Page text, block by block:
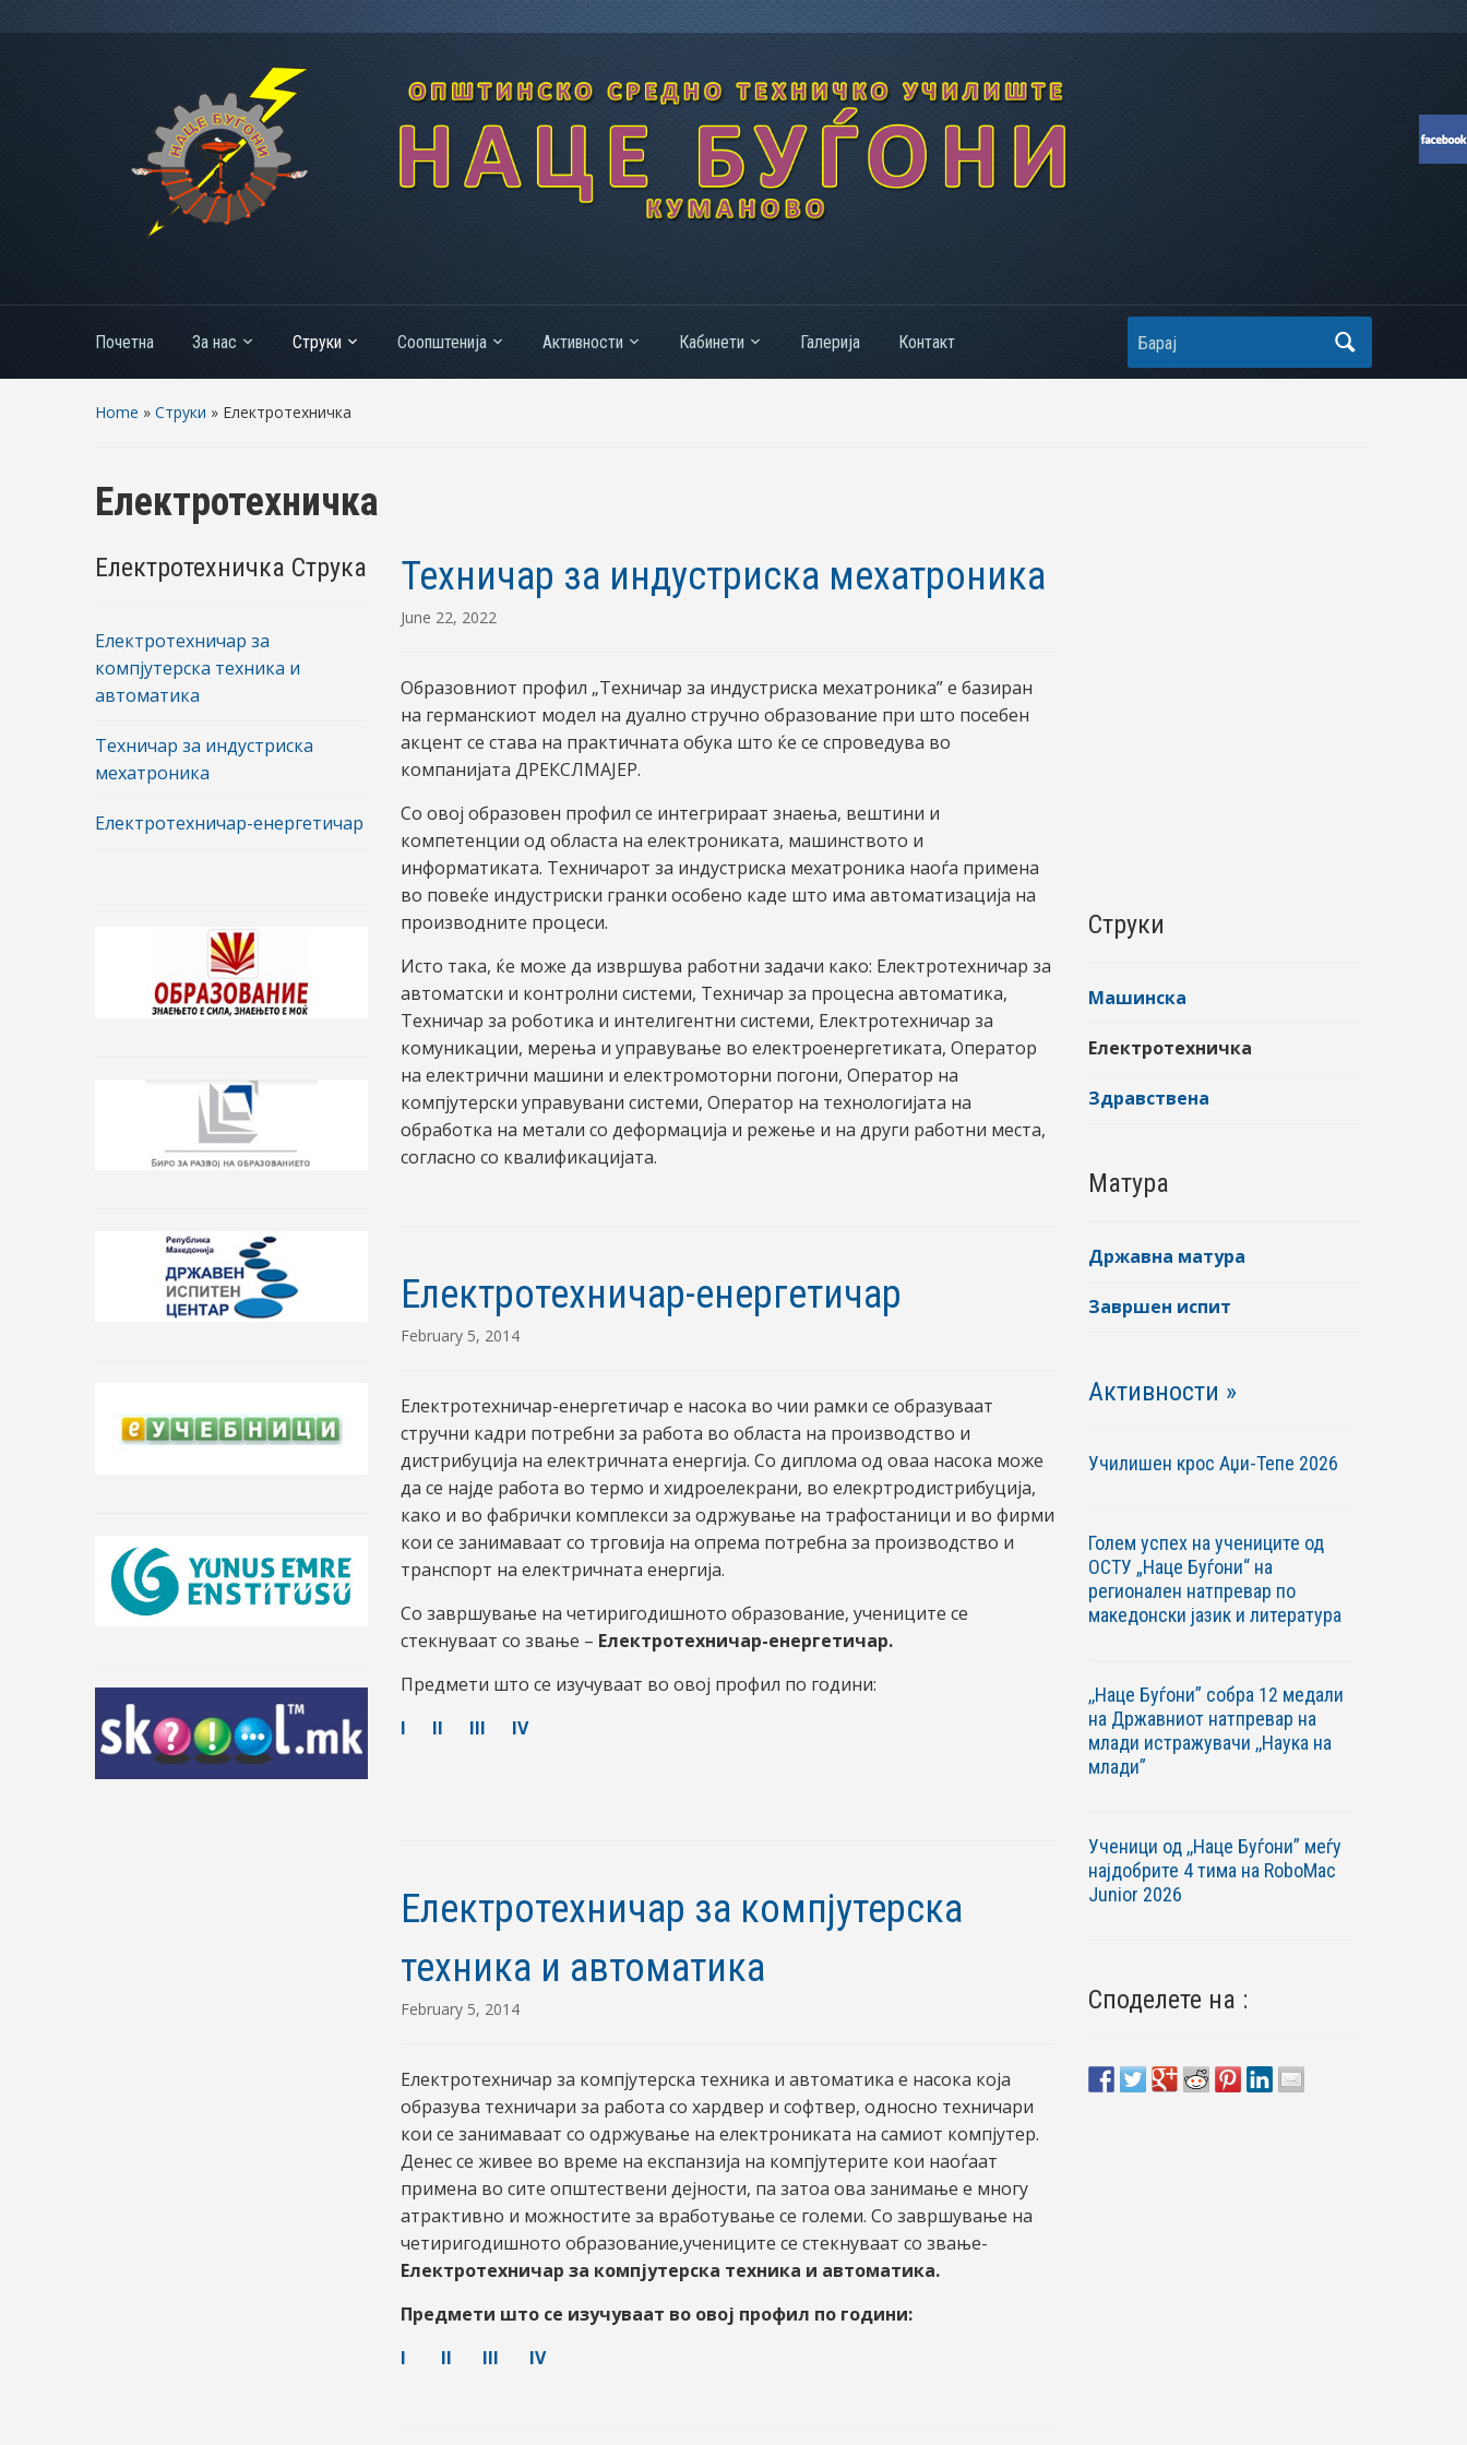
Почетна За нас Струки Соопштенија Активности Кабинети Галерија Контакт Search
Home » Струки » Електротехничка
Електротехничка
Електротехничка Струка
Електротехничар за
компјутерска техника и
автоматика
Техничар за индустриска
мехатроника
Електротехничар-енергетичар
Техничар за индустриска мехатроника
June 22, 2022
Образовниот профил „Техничар за индустриска мехатроника” е базиран
на германскиот модел на дуално стручно образование при што посебен
акцент се става на практичната обука што ќе се спроведува во
компанијата ДРЕКСЛМАЈЕР.
Со овој образовен профил се интегрираат знаења, вештини и
компетенции од областа на електрониката, машинството и
информатиката. Техничарот за индустриска мехатроника наоѓа примена
во повеќе индустриски гранки особено каде што има автоматизација на
производните процеси.
Исто така, ќе може да извршува работни задачи како: Електротехничар за
автоматски и контролни системи, Техничар за процесна автоматика,
Техничар за роботика и интелигентни системи, Електротехничар за
комуникации, мерења и управување во електроенергетиката, Оператор
на електрични машини и електромоторни погони, Оператор на
компјутерски управувани системи, Оператор на технологијата на
обработка на метали со деформација и режење и на други работни места,
согласно со квалификацијата.
Електротехничар-енергетичар
February 5, 2014
Електротехничар-енергетичар e насока во чии рамки се образуваат
стручни кадри потребни за работа во областа на производство и
дистрибуција на електричната енергија. Со диплома од оваа насока може
да се најде работа во термо и хидроелекрани, во елекртродистрибуција,
како и во фабрички комплекси за одржување на трафостаници и во фирми
кои се занимаваат со трговија на опрема потребна за производство и
транспорт на електричната енергија.
Со завршување на четиригодишното образование, учениците се
стекнуваат со звање – Електротехничар-енергетичар.
Предмети што се изучуваат во овој профил по години:
I
II III IV
Електротехничар за компјутерска
техника и автоматика
February 5, 2014
Електротехничар за компјутерска техника и автоматика е насока која
образува техничари за работа со хардвер и софтвер, односно техничари
кои се занимаваат со одржување на електрониката на самиот компјутер.
Денес се живее во време на експанзија на компјутерите кои наоѓаат
примена во сите општествени дејности, па затоа ова занимање е многу
атрактивно и можностите за вработување се големи. Со завршување на
четиригодишното образование,учениците се стекнуваат со звање-
Електротехничар за компјутерска техника и автоматика.
Предмети што се изучуваат во овој профил по години:
I
II III IV
Струки
Машинска
Електротехничка
Здравствена
Матура
Државна матура
Завршен испит
Активности »
Училишен крос Аџи-Тепе 2026
Голем успех на учениците од
ОСТУ „Наце Буѓони“ на
регионален натпревар по
македонски јазик и литература
,,Наце Буѓони” собра 12 медали
на Државниот натпревар на
млади истражувачи ,,Наука на
млади”
Ученици од ,,Наце Буѓони” меѓу
најдобрите 4 тима на RoboМac
Junior 2026
Споделете на :